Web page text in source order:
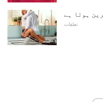
ہوتا ہے
تعلقات